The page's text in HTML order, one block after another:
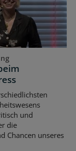
und
die
Chancen unseres